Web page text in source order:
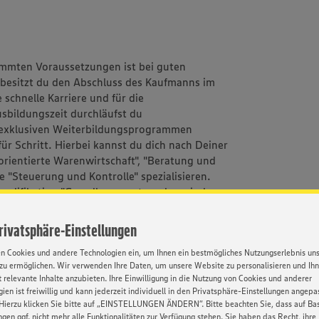
Einstellungen
Cookies und andere Technologien ein, um Ihnen ein bestmögliches Nutzungserlebnis
ermöglichen. Wir verwenden Ihre Daten, um unsere Website zu personalisieren und
relevante Inhalte anzubieten. Ihre Einwilligung in die Nutzung von Cookies und anderer
ist freiwillig und kann jederzeit individuell in den Privatsphäre-Einstellungen
klicken Sie bitte auf „EINSTELLUNGEN ÄNDERN”. Bitte beachten Sie, dass auf
ggf. nicht mehr alle Funktionalitäten zur Verfügung stehen. Sie haben das Recht, ihre
Voraussetzungen ist bei guten
du den Abschluss des Kaufmanns im
Karriere und für die
durchläufst du
Weiterbildungsprogrammen
Schritt. Hierbei kannst du dich nach Deiner
Warenwirtschaft", "Beratung und
"Steuerung und Kontrolle" spezialisieren.
"Grundlagen unternehmerischer
besuchst du Seminare, die in dieser
Informationen liefern.
persönlich zu deinem Wunschmarkt und
Dort können wir dir alles live zeigen. Wir